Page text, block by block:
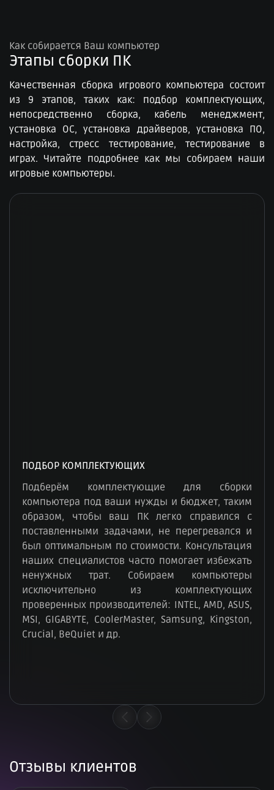
Как собирается Ваш компьютер
Этапы сборки ПК​
Качественная сборка игрового компьютера состоит
из 9 этапов, таких как: подбор комплектующих,
непосредственно сборка, кабель менеджмент,
установка ОС, установка драйверов, установка ПО,
настройка, стресс тестирование, тестирование в
играх. Читайте подробнее как мы собираем наши
игровые компьютеры.
ПОДБОР КОМПЛЕКТУЮЩИХ
Подберём комплектующие для сборки
компьютера под ваши нужды и бюджет, таким
образом, чтобы ваш ПК легко справился с
поставленными задачами, не перегревался и
был оптимальным по стоимости. Консультация
наших специалистов часто помогает избежать
ненужных трат. Собираем компьютеры
исключительно из комплектующих
проверенных производителей: INTEL, AMD, ASUS,
MSI, GIGABYTE, CoolerMaster, Samsung, Kingston,
Crucial, BeQuiet и др.
Отзывы клиентов